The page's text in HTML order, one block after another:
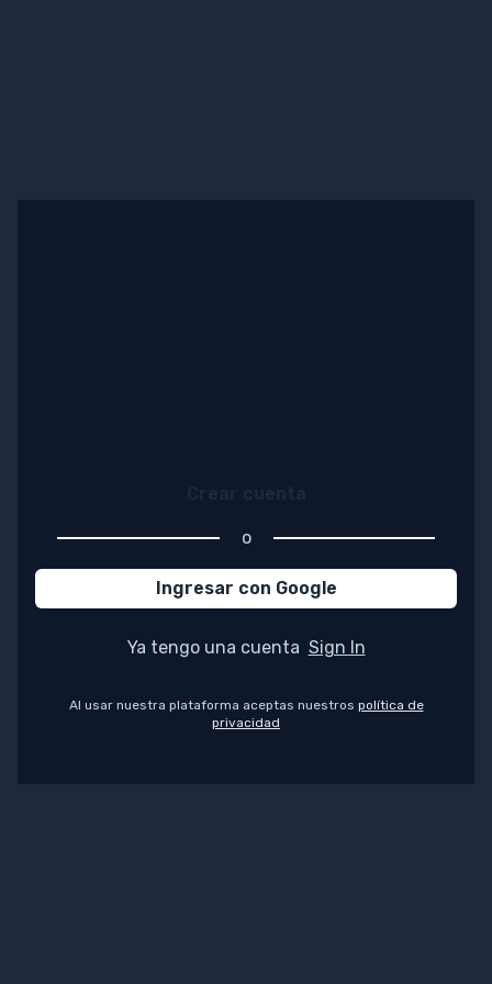
o
Ingresar con Google
Ya tengo una cuenta Sign In
Al usar nuestra plataforma aceptas nuestros política de
privacidad